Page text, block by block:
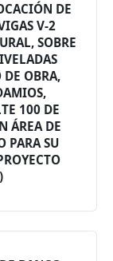
DE
V-2
SOBRE
OBRA,
100 DE
ÁREA DE
PARA SU